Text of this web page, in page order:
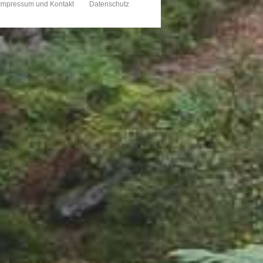
und Kontakt Datenschutz